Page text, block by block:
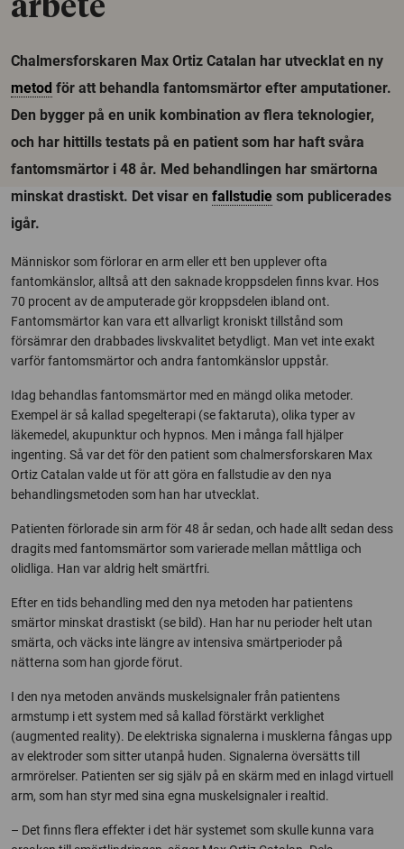
arbete
Chalmersforskaren Max Ortiz Catalan har utvecklat en ny
metod för att behandla fantomsmärtor efter amputationer.
Den bygger på en unik kombination av flera teknologier,
och har hittills testats på en patient som har haft svåra
fantomsmärtor i 48 år. Med behandlingen har smärtorna
minskat drastiskt. Det visar en fallstudie som publicerades
igår.
Människor som förlorar en arm eller ett ben upplever ofta
fantomkänslor, alltså att den saknade kroppsdelen finns kvar. Hos
70 procent av de amputerade gör kroppsdelen ibland ont.
Fantomsmärtor kan vara ett allvarligt kroniskt tillstånd som
försämrar den drabbades livskvalitet betydligt. Man vet inte exakt
varför fantomsmärtor och andra fantomkänslor uppstår.
Idag behandlas fantomsmärtor med en mängd olika metoder.
Exempel är så kallad spegelterapi (se faktaruta), olika typer av
läkemedel, akupunktur och hypnos. Men i många fall hjälper
ingenting. Så var det för den patient som chalmersforskaren Max
Ortiz Catalan valde ut för att göra en fallstudie av den nya
behandlingsmetoden som han har utvecklat.
Patienten förlorade sin arm för 48 år sedan, och hade allt sedan dess
dragits med fantomsmärtor som varierade mellan måttliga och
olidliga. Han var aldrig helt smärtfri.
Efter en tids behandling med den nya metoden har patientens
smärtor minskat drastiskt (se bild). Han har nu perioder helt utan
smärta, och väcks inte längre av intensiva smärtperioder på
nätterna som han gjorde förut.
I den nya metoden används muskelsignaler från patientens
armstump i ett system med så kallad förstärkt verklighet
(augmented reality). De elektriska signalerna i musklerna fångas upp
av elektroder som sitter utanpå huden. Signalerna översätts till
armrörelser. Patienten ser sig själv på en skärm med en inlagd virtuell
arm, som han styr med sina egna muskelsignaler i realtid.
– Det finns flera effekter i det här systemet som skulle kunna vara